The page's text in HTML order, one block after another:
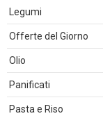
Legumi
Offerte del Giorno
Olio
Panificati
Pasta e Riso